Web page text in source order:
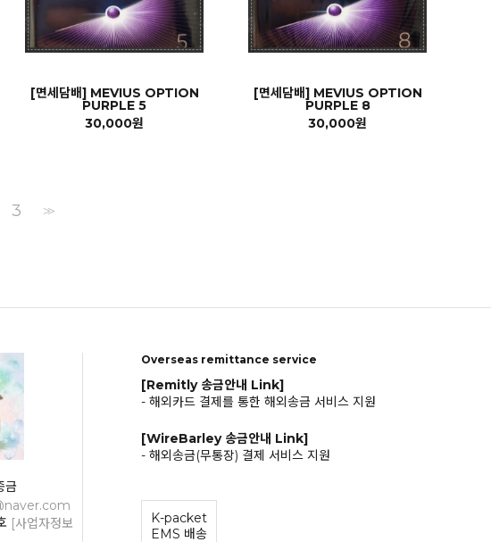
[면세담배] MEVIUS OPTION
PURPLE 5
30,000원
[면세담배] MEVIUS OPTION
PURPLE 8
30,000원
3 >>
금
[사업자정보
Overseas remittance service
[Remitly 송금안내 Link]
- 해외카드 결제를 통한 해외송금 서비스 지원
[WireBarley 송금안내 Link]
- 해외송금(무통장) 결제 서비스 지원
K-packet
EMS 배송